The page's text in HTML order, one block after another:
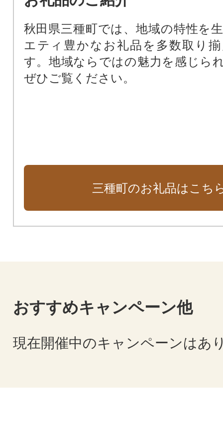
秋田県三種町では、地域の特性を
エティ豊かなお礼品を多数取り
す。地域ならではの魅力を感じら
ぜひご覧ください。
三種町のお礼品はこち
おすすめキャンペーン他
現在開催中のキャンペーンはあ